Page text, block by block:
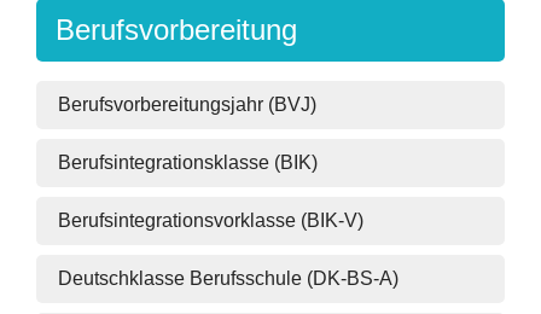
Berufsvorbereitung
Berufsvorbereitungsjahr (BVJ)
Berufsintegrationsklasse (BIK)
Berufsintegrationsvorklasse (BIK-V)
Deutschklasse Berufsschule (DK-BS-A)